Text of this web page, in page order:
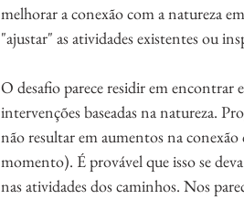
melhorar a conexão com a natureza
"ajustar" as atividades existentes ou
O desafio parece residir em encontrar
intervenções baseadas na natureza.
não resultar em aumentos na
momento). É provável que isso se
nas atividades dos caminhos. Nos